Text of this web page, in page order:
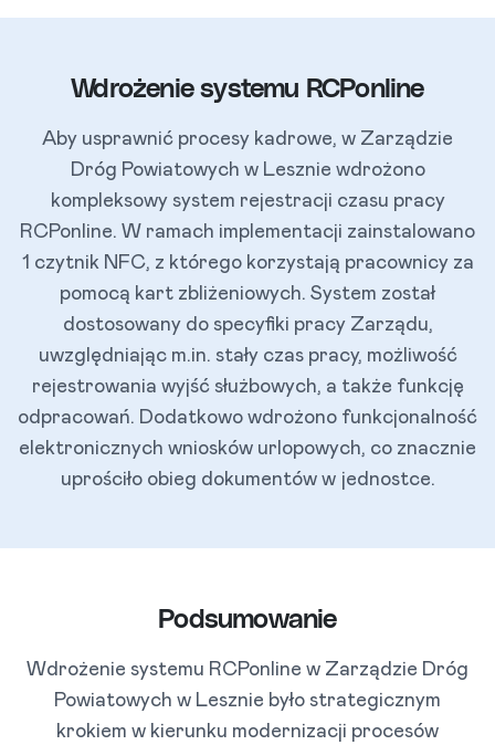
Wdrożenie systemu RCPonline
Aby usprawnić procesy kadrowe, w Zarządzie
Dróg Powiatowych w Lesznie wdrożono
kompleksowy system rejestracji czasu pracy
RCPonline. W ramach implementacji zainstalowano
1 czytnik NFC, z którego korzystają pracownicy za
pomocą kart zbliżeniowych. System został
dostosowany do specyfiki pracy Zarządu,
uwzględniając m.in. stały czas pracy, możliwość
rejestrowania wyjść służbowych, a także funkcję
odpracowań. Dodatkowo wdrożono funkcjonalność
elektronicznych wniosków urlopowych, co znacznie
uprościło obieg dokumentów w jednostce.
Podsumowanie
Wdrożenie systemu RCPonline w Zarządzie Dróg
Powiatowych w Lesznie było strategicznym
krokiem w kierunku modernizacji procesów